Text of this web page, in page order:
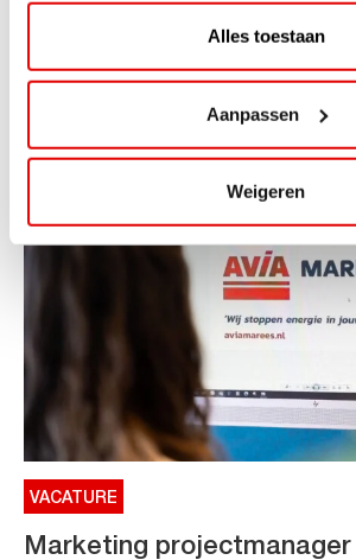
Alles toestaan
Aanpassen
Weigeren
ViaLuxury Hotels
Toe aan een ontspannen nachtje...
VACATURE
Marketing projectmanager